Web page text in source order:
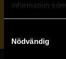
information
samlat in när
Nödvändig